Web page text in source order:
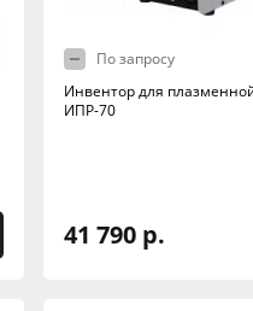
По запросу
Инвентор для
ИПР-70
41 790 р.